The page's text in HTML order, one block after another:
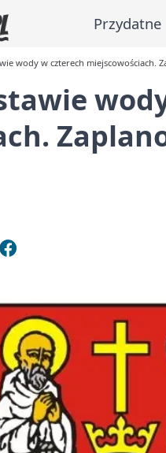
Przydatne
wody w czterech miejscowościach.